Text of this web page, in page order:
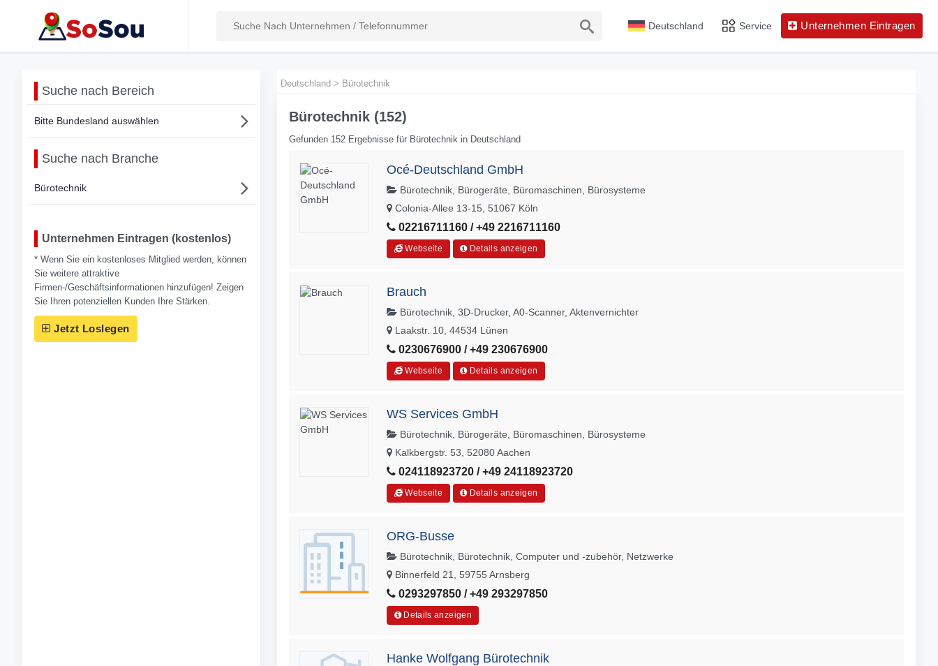
Deutschland Service Unternehmen Eintragen
Suche nach Bereich
Bitte Bundesland auswählen
Suche nach Branche
Bürotechnik
Unternehmen Eintragen (kostenlos)
* Wenn Sie ein kostenloses Mitglied werden, können
Sie weitere attraktive
Firmen-/Geschäftsinformationen hinzufügen! Zeigen
Sie Ihren potenziellen Kunden Ihre Stärken.
Jetzt Loslegen
Deutschland > Bürotechnik
Bürotechnik (152)
Gefunden 152 Ergebnisse für Bürotechnik in Deutschland
Océ-Deutschland GmbH
Bürotechnik, Bürogeräte, Büromaschinen, Bürosysteme
Colonia-Allee 13-15, 51067 Köln
02216711160 / +49 2216711160
Webseite Details anzeigen
Brauch
Bürotechnik, 3D-Drucker, A0-Scanner, Aktenvernichter
Laakstr. 10, 44534 Lünen
0230676900 / +49 230676900
Webseite Details anzeigen
WS Services GmbH
Bürotechnik, Bürogeräte, Büromaschinen, Bürosysteme
Kalkbergstr. 53, 52080 Aachen
024118923720 / +49 24118923720
Webseite Details anzeigen
ORG-Busse
Bürotechnik, Bürotechnik, Computer und -zubehör, Netzwerke
Binnerfeld 21, 59755 Arnsberg
0293297850 / +49 293297850
Details anzeigen
Hanke Wolfgang Bürotechnik